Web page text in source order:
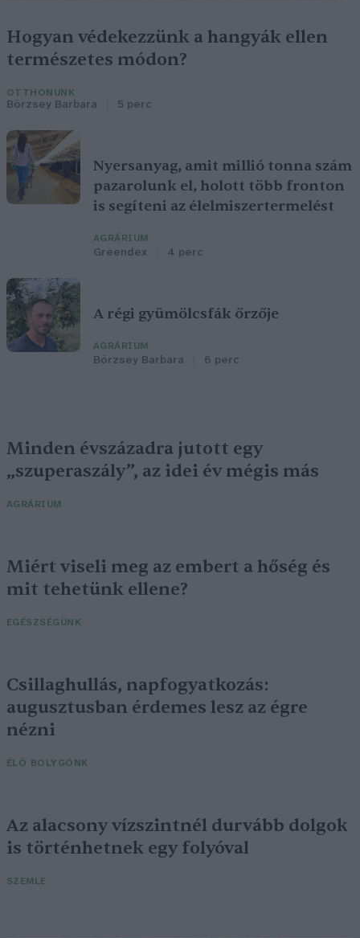
Hogyan védekezzünk a hangyák ellen
természetes módon?
OTTHONUNK
Börzsey Barbara 5 perc
Nyersanyag, amit millió tonna szám
pazarolunk el, holott több fronton
is segíteni az élelmiszertermelést
AGRÁRIUM
Greendex 4 perc
A régi gyümölcsfák őrzője
AGRÁRIUM
Börzsey Barbara 6 perc
Minden évszázadra jutott egy
„szuperaszály”, az idei év mégis más
AGRÁRIUM
Miért viseli meg az embert a hőség és
mit tehetünk ellene?
EGÉSZSÉGÜNK
Csillaghullás, napfogyatkozás:
augusztusban érdemes lesz az égre
nézni
ÉLŐ BOLYGÓNK
Az alacsony vízszintnél durvább dolgok
is történhetnek egy folyóval
SZEMLE